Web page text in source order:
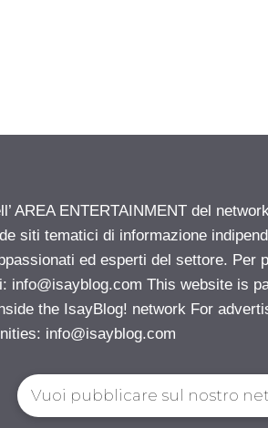
AREA ENTERTAINMENT del
siti tematici di informazione
ed esperti del settore. Per
info@isayblog.com This website is
the IsayBlog! network For
info@isayblog.com
Vuoi pubblicare sul nostro